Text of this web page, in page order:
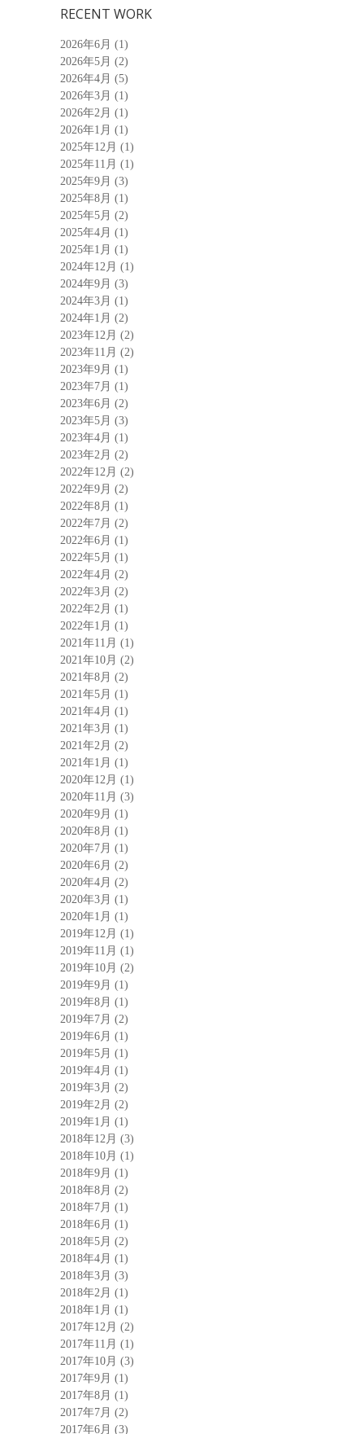
RECENT WORK
2026年6月 (1)
2026年5月 (2)
2026年4月 (5)
2026年3月 (1)
2026年2月 (1)
2026年1月 (1)
2025年12月 (1)
2025年11月 (1)
2025年9月 (3)
2025年8月 (1)
2025年5月 (2)
2025年4月 (1)
2025年1月 (1)
2024年12月 (1)
2024年9月 (3)
2024年3月 (1)
2024年1月 (2)
2023年12月 (2)
2023年11月 (2)
2023年9月 (1)
2023年7月 (1)
2023年6月 (2)
2023年5月 (3)
2023年4月 (1)
2023年2月 (2)
2022年12月 (2)
2022年9月 (2)
2022年8月 (1)
2022年7月 (2)
2022年6月 (1)
2022年5月 (1)
2022年4月 (2)
2022年3月 (2)
2022年2月 (1)
2022年1月 (1)
2021年11月 (1)
2021年10月 (2)
2021年8月 (2)
2021年5月 (1)
2021年4月 (1)
2021年3月 (1)
2021年2月 (2)
2021年1月 (1)
2020年12月 (1)
2020年11月 (3)
2020年9月 (1)
2020年8月 (1)
2020年7月 (1)
2020年6月 (2)
2020年4月 (2)
2020年3月 (1)
2020年1月 (1)
2019年12月 (1)
2019年11月 (1)
2019年10月 (2)
2019年9月 (1)
2019年8月 (1)
2019年7月 (2)
2019年6月 (1)
2019年5月 (1)
2019年4月 (1)
2019年3月 (2)
2019年2月 (2)
2019年1月 (1)
2018年12月 (3)
2018年10月 (1)
2018年9月 (1)
2018年8月 (2)
2018年7月 (1)
2018年6月 (1)
2018年5月 (2)
2018年4月 (1)
2018年3月 (3)
2018年2月 (1)
2018年1月 (1)
2017年12月 (2)
2017年11月 (1)
2017年10月 (3)
2017年9月 (1)
2017年8月 (1)
2017年7月 (2)
2017年6月 (3)